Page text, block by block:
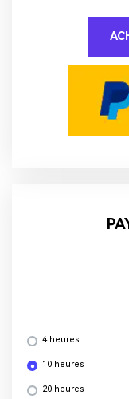
4 heures
10 heures
20 heures